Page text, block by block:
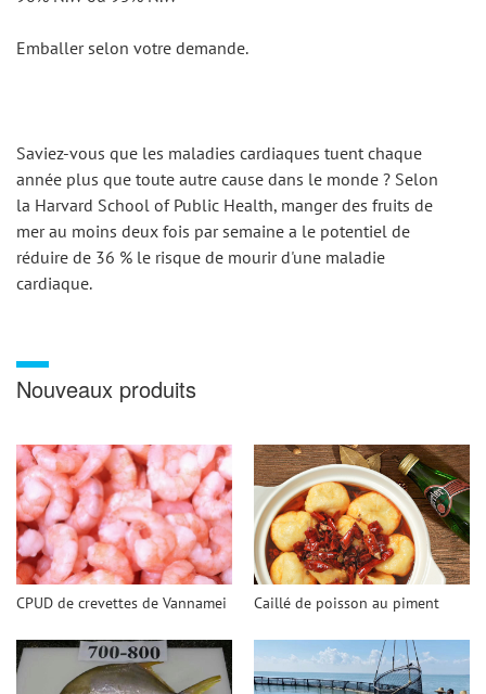
Emballer selon votre demande.
Saviez-vous que les maladies cardiaques tuent chaque
année plus que toute autre cause dans le monde ? Selon
la Harvard School of Public Health, manger des fruits de
mer au moins deux fois par semaine a le potentiel de
réduire de 36 % le risque de mourir d'une maladie
cardiaque.
Nouveaux produits
CPUD de crevettes de Vannamei Caillé de poisson au piment